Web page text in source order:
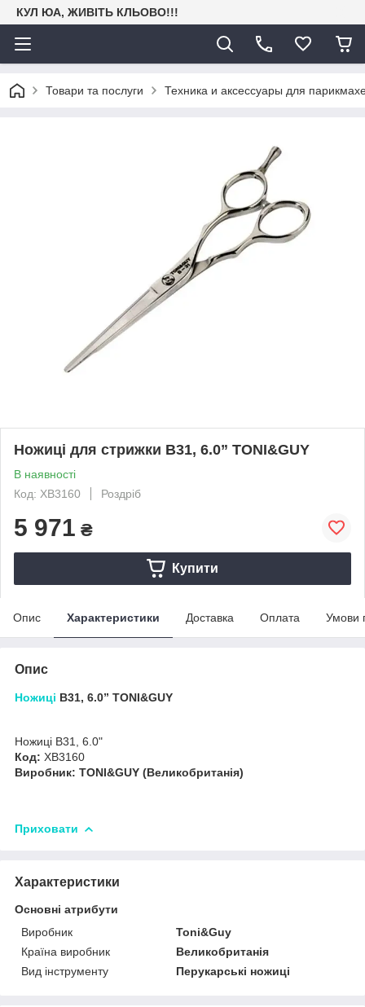
КУЛ ЮА, ЖИВІТЬ КЛЬОВО!!!
Товари та послуги Техника и аксессуары для
Ножиці для стрижки B31, 6.0” TONI&GUY
В наявності
Код: XB3160
Роздріб
5 971 ₴
Купити
Опис Характеристики Доставка Оплата Умови
Опис
Ножиці B31, 6.0” TONI&GUY
Ножиці B31, 6.0"
Код: XB3160
Виробник: TONI&GUY (Великобританія)
Приховати
Характеристики
Основні атрибути
Виробник
Toni&Guy
Країна виробник
Великобританія
Вид інструменту
Перукарські ножиці